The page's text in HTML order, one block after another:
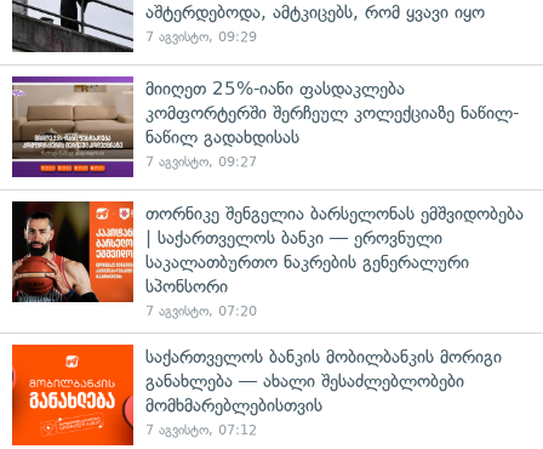
აშტერდებოდა, ამტკიცებს, რომ ყვავი იყო
7 აგვისტო, 09:29
მიიღეთ 25%-იანი ფასდაკლება
კომფორტერში შერჩეულ კოლექციაზე ნაწილ-
ნაწილ გადახდისას
7 აგვისტო, 09:27
თორნიკე შენგელია ბარსელონას ემშვიდობება
| საქართველოს ბანკი — ეროვნული
საკალათბურთო ნაკრების გენერალური
სპონსორი
7 აგვისტო, 07:20
საქართველოს ბანკის მობილბანკის მორიგი
განახლება — ახალი შესაძლებლობები
მომხმარებლებისთვის
7 აგვისტო, 07:12